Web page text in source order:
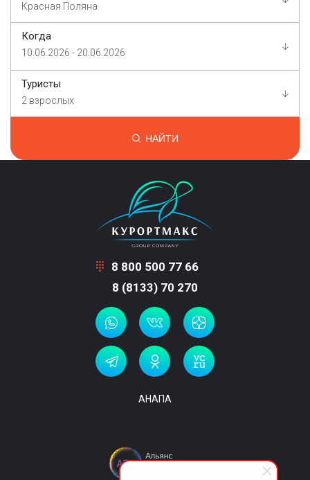
Красная Поляна
Когда
10.06.2026 - 20.06.2026
Туристы
2 взрослых
НАЙТИ
8 800 500 77 66
8 (8133) 70 270
АНАПА